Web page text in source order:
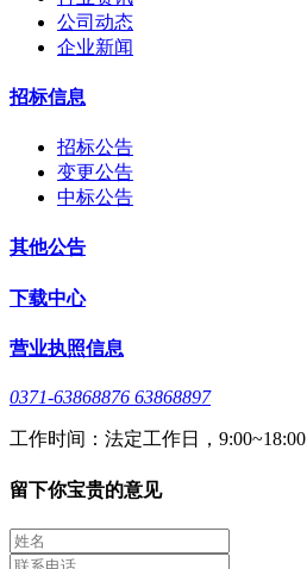
公司动态
企业新闻
招标信息
招标公告
变更公告
中标公告
其他公告
下载中心
营业执照信息
0371-63868876 63868897
工作时间：法定工作日，9:00~18:00
留下你宝贵的意见